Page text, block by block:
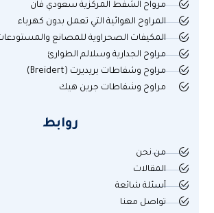
مرواح الشفط المركزية سعودي فان
المراوح الهوائية التي تعمل بدون كهرباء
المكيفات الصحراوية للمصانع
مراوح الجدارية وسلالم الطوارئ
مراوح وشفاطات بريديرت (Breidert)
مراوح وشفاطات جرين هيك
روابط
من نحن
المقالات
أسئلة شائعة
تواصل معنا